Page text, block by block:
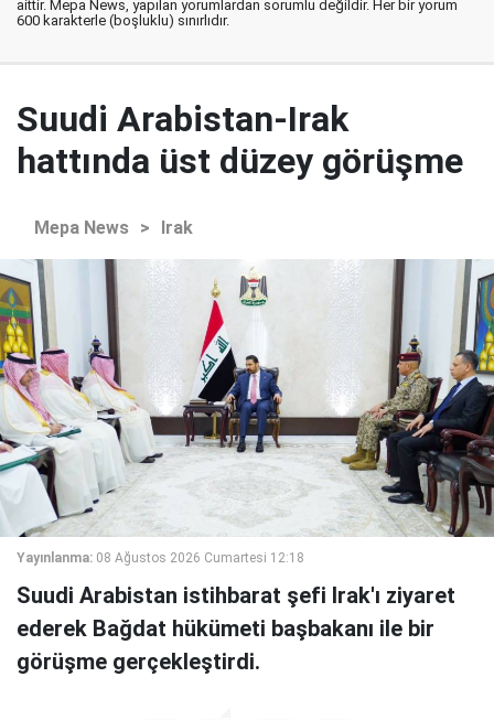
aittir. Mepa News, yapılan yorumlardan sorumlu değildir. Her bir yorum
600 karakterle (boşluklu) sınırlıdır.
Suudi Arabistan-Irak
hattında üst düzey görüşme
Mepa News > Irak
Yayınlanma: 08 Ağustos 2026 Cumartesi 12:18
Suudi Arabistan istihbarat şefi Irak'ı ziyaret
ederek Bağdat hükümeti başbakanı ile bir
görüşme gerçekleştirdi.